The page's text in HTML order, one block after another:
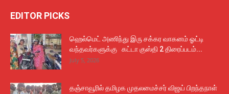
EDITOR PICKS
ஹெல்மெட் அணிந்து இரு சக்கர வாகனம் ஓட்டி
வந்தவர்களுக்கு கட்டா குஸ்தி 2 திரைப்படம்...
July 5, 2026
தஞ்சாவூரில் தமிழக முதலமைச்சர் விஜய் பிறந்தநாள்